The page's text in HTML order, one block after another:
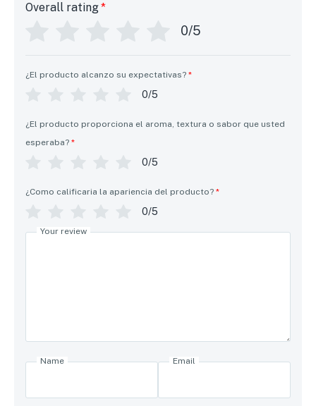
Overall rating*
0/5
¿El producto alcanzo su expectativas? *
0/5
¿El producto proporciona el aroma, textura o sabor que usted
esperaba? *
0/5
¿Como calificaria la apariencia del producto? *
0/5
Your review
Name Email